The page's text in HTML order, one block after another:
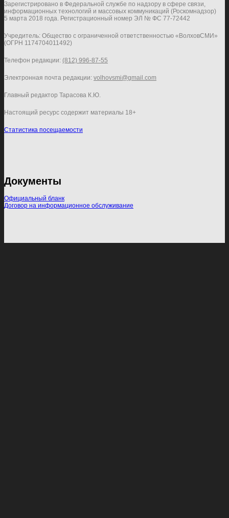
Зарегистрировано в Федеральной службе по надзору в сфере связи,
информационных технологий и массовых коммуникаций (Роскомнадзор)
5 марта 2018 года. Регистрационный номер ЭЛ № ФС 77-72442
Учредитель: Общество с ограниченной ответственностью «ВолховСМИ»
(ОГРН 1174704011492)
Телефон редакции: (812) 996-87-55
Электронная почта редакции: volhovsmi@gmail.com
Главный редактор Тарасова К.Ю.
Настоящий ресурс содержит материалы 18+
Статистика посещаемости
Документы
Официальный бланк
Договор на информационное обслуживание